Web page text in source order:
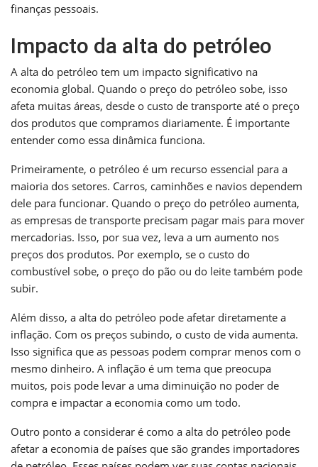
finanças pessoais.
Impacto da alta do petróleo
A alta do petróleo tem um impacto significativo na
economia global. Quando o preço do petróleo sobe, isso
afeta muitas áreas, desde o custo de transporte até o preço
dos produtos que compramos diariamente. É importante
entender como essa dinâmica funciona.
Primeiramente, o petróleo é um recurso essencial para a
maioria dos setores. Carros, caminhões e navios dependem
dele para funcionar. Quando o preço do petróleo aumenta,
as empresas de transporte precisam pagar mais para mover
mercadorias. Isso, por sua vez, leva a um aumento nos
preços dos produtos. Por exemplo, se o custo do
combustível sobe, o preço do pão ou do leite também pode
subir.
Além disso, a alta do petróleo pode afetar diretamente a
inflação. Com os preços subindo, o custo de vida aumenta.
Isso significa que as pessoas podem comprar menos com o
mesmo dinheiro. A inflação é um tema que preocupa
muitos, pois pode levar a uma diminuição no poder de
compra e impactar a economia como um todo.
Outro ponto a considerar é como a alta do petróleo pode
afetar a economia de países que são grandes importadores